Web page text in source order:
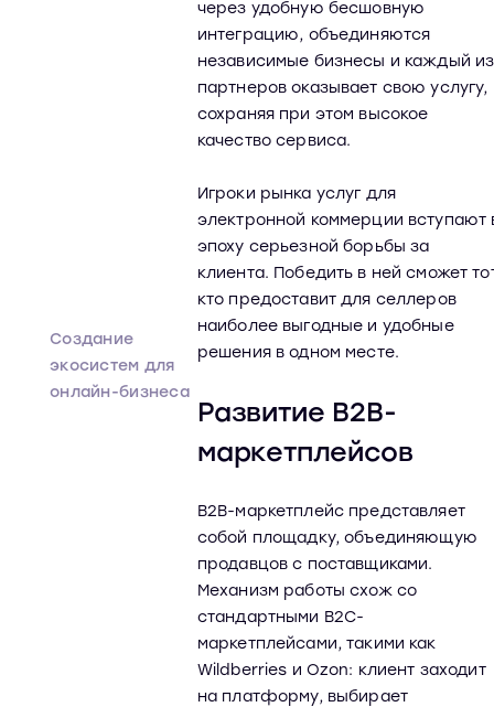
Создание
экосистем для
онлайн-бизнеса
через удобную бесшовную
интеграцию, объединяются
независимые бизнесы и каждый из
партнеров оказывает свою услугу,
сохраняя при этом высокое
качество сервиса.
Игроки рынка услуг для
электронной коммерции вступают
эпоху серьезной борьбы за
клиента. Победить в ней сможет
кто предоставит для селлеров
наиболее выгодные и удобные
решения в одном месте.
Развитие B2B-
маркетплейсов
B2B-маркетплейс представляет
собой площадку, объединяющую
продавцов с поставщиками.
Механизм работы схож со
стандартными B2C-
маркетплейсами, такими как
Wildberries и Ozon: клиент заходит
на платформу, выбирает